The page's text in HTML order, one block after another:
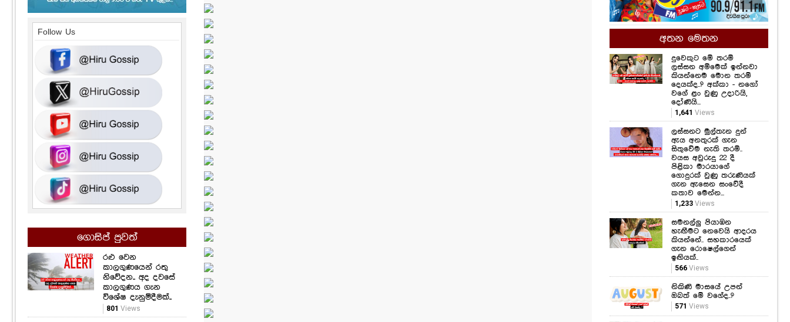
දුවෙකුට මේ තරම්
කියන්නෙම මොන තරම්
දෙයක්ද..? අක්කා - නගෝ
දෝණියි...
1,641Views
ලස්සනට මුල්තැන දුන්
ඇය අනතුරක් ගැන
සිතුවේම නැති තරම්..
වයස අවුරුදු 22 දී
ගොදුරක් වුණු තරුණියක්
ගැන ඇසෙන සංවේදී
කතාව මෙන්න...
1,233 Views
සමනල්ලු පියාඹන
හැඟීමට නෙවෙයි ආදරය
කියන්නේ.. සහකාරයෙක්
ගැන රොෂෙල්ගෙන්
566Views
නිකිණි මාසයේ උපන්
ඔබත් මේ වගේද..?
571 Views
"ජීවිතේ ලස්සනම ගමන
ඔයා එක්ක යන්න ලැබුණ
එක තමයි මගේ ලොකුම
වාසනාව..." සැනසීම සතුට
Follow Us
ගොසිප් පුවත්
රළු වෙන
කාලගුණයෙන් රතු
නිවේදන.. අද දවසේ
කාලගුණය ගැන
විශේෂ දැනුම්දීමක්..
801 Views